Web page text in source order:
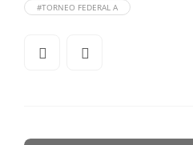
#TORNEO FEDERAL A